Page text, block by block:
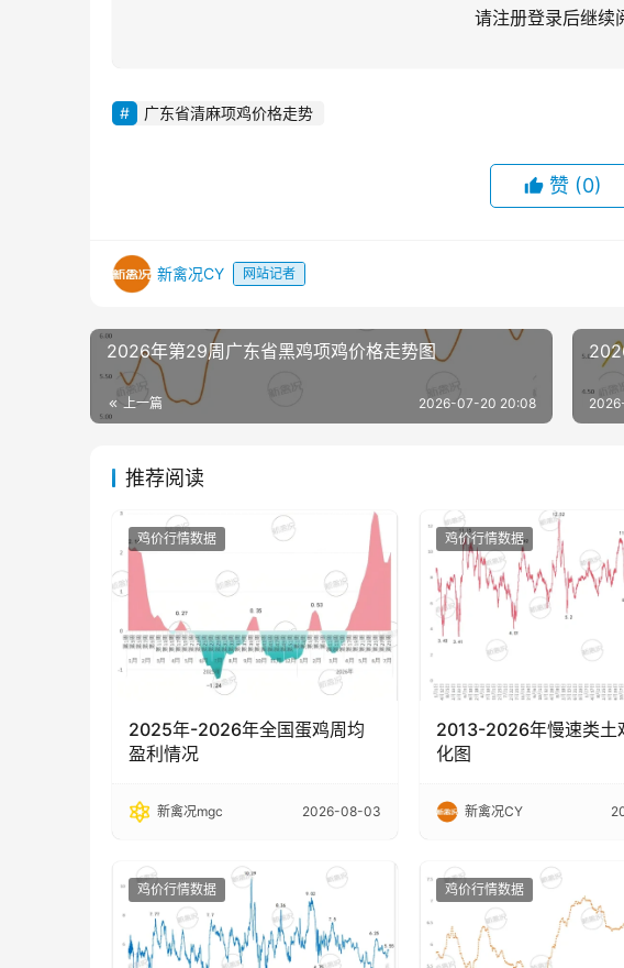
请注册登录后继续
广东省清麻项鸡价格走势
赞 (0)
新禽况CY 网站记者
2026年第29周广东省黑鸡项鸡价格走势图
上一篇 2026-07-20 20:08
推荐阅读
鸡价行情数据
2025年-2026年全国蛋鸡周均
盈利情况
新禽况mgc 2026-08-03
鸡价行情数据
2013-2026年慢速类土
化图
新禽况CY
鸡价行情数据 鸡价行情数据